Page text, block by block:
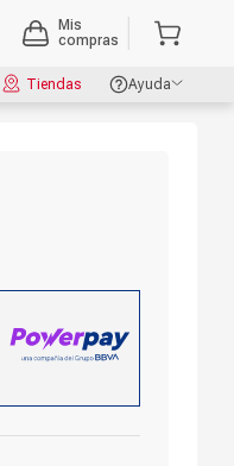
Mis
compras
Tiendas
Ayuda